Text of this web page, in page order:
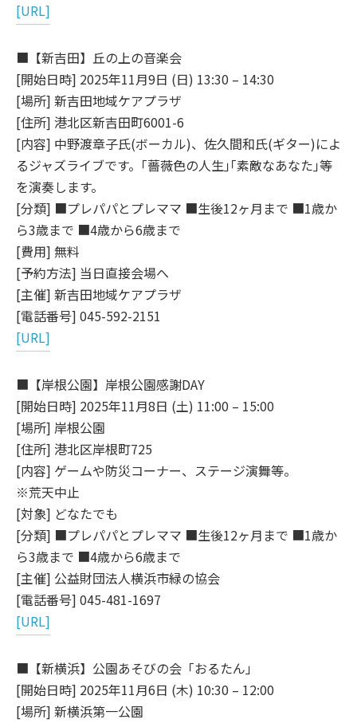
[URL]
■【新吉田】丘の上の音楽会
[開始日時] 2025年11月9日 (日) 13:30 – 14:30
[場所] 新吉田地域ケアプラザ
[住所] 港北区新吉田町6001-6
[内容] 中野渡章子氏(ボーカル)、佐久間和氏(ギター)によ
るジャズライブです。｢薔薇色の人生｣｢素敵なあなた｣等
を演奏します。
[分類] ■プレパパとプレママ ■生後12ヶ月まで ■1歳か
ら3歳まで ■4歳から6歳まで
[費用] 無料
[予約方法] 当日直接会場へ
[主催] 新吉田地域ケアプラザ
[電話番号] 045-592-2151
[URL]
■【岸根公園】岸根公園感謝DAY
[開始日時] 2025年11月8日 (土) 11:00 – 15:00
[場所] 岸根公園
[住所] 港北区岸根町725
[内容] ゲームや防災コーナー、ステージ演舞等。
※荒天中止
[対象] どなたでも
[分類] ■プレパパとプレママ ■生後12ヶ月まで ■1歳か
ら3歳まで ■4歳から6歳まで
[主催] 公益財団法人横浜市緑の協会
[電話番号] 045-481-1697
[URL]
■【新横浜】公園あそびの会「おるたん」
[開始日時] 2025年11月6日 (木) 10:30 – 12:00
[場所] 新横浜第一公園